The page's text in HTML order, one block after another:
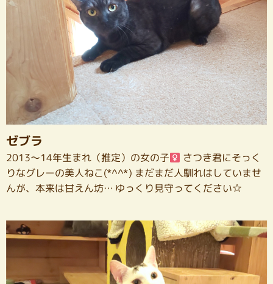
ゼブラ
2013～14年生まれ（推定）の女の子 さつき君にそっく
りなグレーの美人ねこ(*^^*) まだまだ人馴れはしていませ
んが、本来は甘えん坊… ゆっくり見守ってください☆